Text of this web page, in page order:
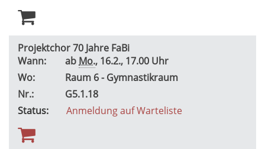
Projektchor 70 Jahre FaBi
Wann:
ab Mo., 16.2., 17.00 Uhr
Wo:
Raum 6 - Gymnastikraum
Nr.:
G5.1.18
Status:
Anmeldung auf Warteliste